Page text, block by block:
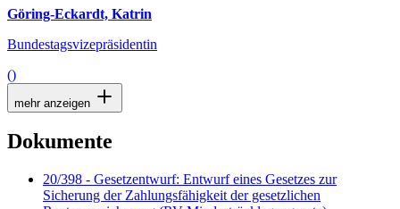
Göring-Eckardt, Katrin
Bundestagsvizepräsidentin
()
mehr anzeigen
Dokumente
20/398 - Gesetzentwurf: Entwurf eines Gesetzes zur
Sicherung der Zahlungsfähigkeit der gesetzlichen